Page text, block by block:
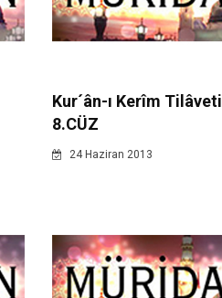
Kur´ân-ı Kerîm Tilâveti
8.CÜZ
24 Haziran 2013